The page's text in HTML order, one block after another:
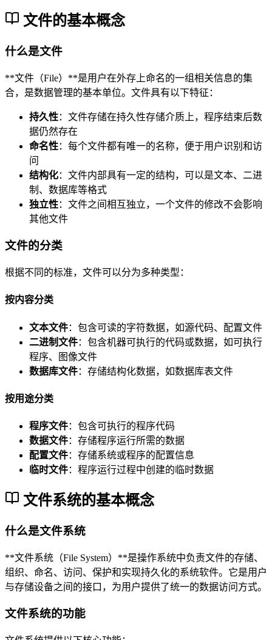
文件的基本概念
什么是文件
**文件（File）**是用户在外存上命名的一组相关信息的集
合，是数据管理的基本单位。文件具有以下特征：
持久性：文件存储在持久性存储介质上，程序结束后数
据仍然存在
命名性：每个文件都有唯一的名称，便于用户识别和访
问
结构化：文件内部具有一定的结构，可以是文本、二进
制、数据库等格式
独立性：文件之间相互独立，一个文件的修改不会影响
其他文件
文件的分类
根据不同的标准，文件可以分为多种类型：
按内容分类
文本文件：包含可读的字符数据，如源代码、配置文件
二进制文件：包含机器可执行的代码或数据，如可执行
程序、图像文件
数据库文件：存储结构化数据，如数据库表文件
按用途分类
程序文件：包含可执行的程序代码
数据文件：存储程序运行所需的数据
配置文件：存储系统或程序的配置信息
临时文件：程序运行过程中创建的临时数据
文件系统的基本概念
什么是文件系统
**文件系统（File System）**是操作系统中负责文件的存储、
组织、命名、访问、保护和实现持久化的系统软件。它是用户
与存储设备之间的接口，为用户提供了统一的数据访问方式。
文件系统的功能